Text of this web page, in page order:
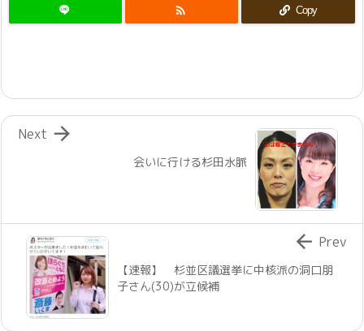
 Copy
会いに行ける杉田水脈

Next
【速報】 杉並区議選挙に中核派の洞口朋
子さん(30)が立候補
 Prev